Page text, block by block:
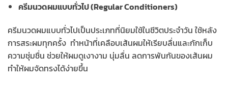
ครีมนวดผมแบบทั่วไป (Regular Conditioners)
ครีมนวดผมแบบทั่วไปเป็นประเภทที่นิยมใช้ในชีวิตประจำวัน ใช้หลัง
การสระผมทุกครั้ง ทำหน้าที่เคลือบเส้นผมให้เรียบลื่นและกักเก็บ
ความชุ่มชื่น ช่วยให้ผมดูเงางาม นุ่มลื่น ลดการพันกันของเส้นผม
ทำให้ผมจัดทรงได้ง่ายขึ้น